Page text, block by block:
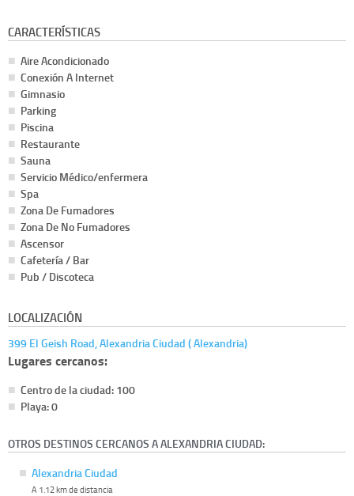
CARACTERÍSTICAS
Aire Acondicionado
Conexión A Internet
Gimnasio
Parking
Piscina
Restaurante
Sauna
Servicio Médico/enfermera
Spa
Zona De Fumadores
Zona De No Fumadores
Ascensor
Cafetería / Bar
Pub / Discoteca
LOCALIZACIÓN
399 El Geish Road, Alexandria Ciudad ( Alexandria)
Lugares cercanos:
Centro de la ciudad: 100
Playa: 0
OTROS DESTINOS CERCANOS A ALEXANDRIA CIUDAD:
Alexandria Ciudad
A 1.12 km de distancia